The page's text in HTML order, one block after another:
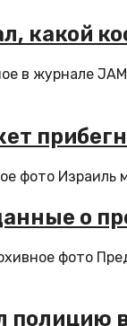
какой
в журнале
фото
о
фото
полицию